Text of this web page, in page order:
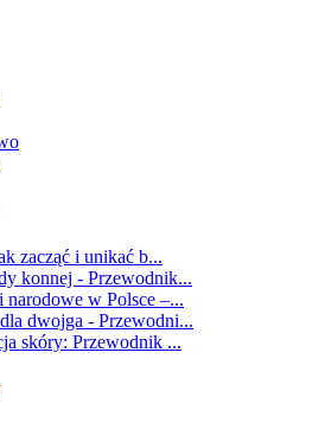
zacząć i unikać b...
konnej - Przewodnik...
w Polsce –...
dwojga - Przewodni...
skóry: Przewodnik ...